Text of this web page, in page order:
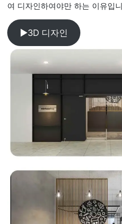
여 디자인하여야만 하는 이유입
▶3D 디자인